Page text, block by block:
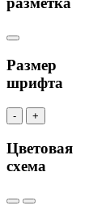
Размер
шрифта
- +
Цветовая
схема